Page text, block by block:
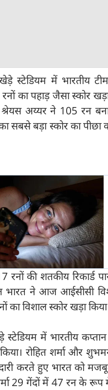
स्टेडियम में भारतीय
का पहाड़ जैसा स्कोर
अय्यर ने 105 रन
सबसे बड़ा स्कोर का पीछा
रनों की शतकीय
भारत ने आज आईसीसी
का विशाल स्कोर खड़ा
में भारतीय
रोहित शर्मा और
करते हुए भारत को
29 गेंदों में 47 रन के रूप